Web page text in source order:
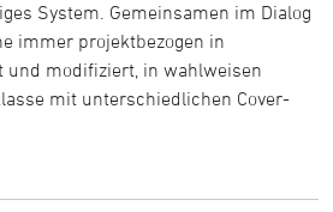
System. Gemeinsamen im Dialog
immer projektbezogen in
modifiziert, in wahlweisen
mit unterschiedlichen Cover-